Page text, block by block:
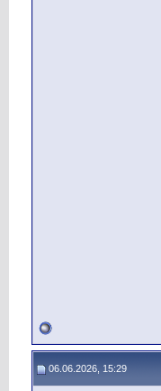
06.06.2026, 15:29